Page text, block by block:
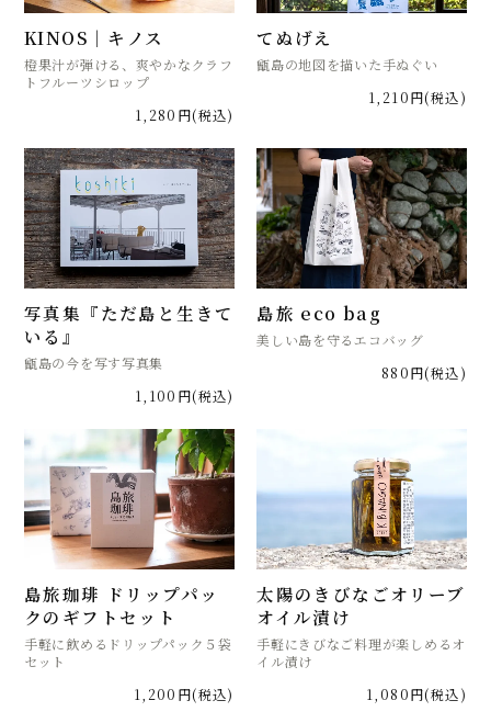
KINOS｜キノス
橙果汁が弾ける、爽やかなクラフ
トフルーツシロップ
1,280円(税込)
てぬげえ
甑島の地図を描いた手ぬぐい
1,210円(税込)
写真集『ただ島と生きて
いる』
甑島の今を写す写真集
1,100円(税込)
島旅 eco bag
美しい島を守るエコバッグ
880円(税込)
島旅珈琲 ドリップパッ
クのギフトセット
手軽に飲めるドリップパック５袋
セット
1,200円(税込)
太陽のきびなごオリーブ
オイル漬け
手軽にきびなご料理が楽しめるオ
イル漬け
1,080円(税込)